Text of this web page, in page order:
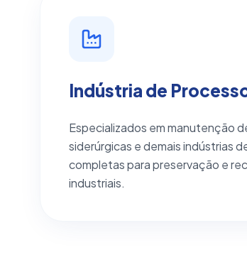
Indústria de
Especializados em manutenção
siderúrgicas e demais indústrias
completas para preservação e
industriais.